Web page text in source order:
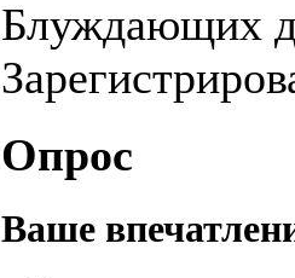
Блуждающих
Опрос
Ваше